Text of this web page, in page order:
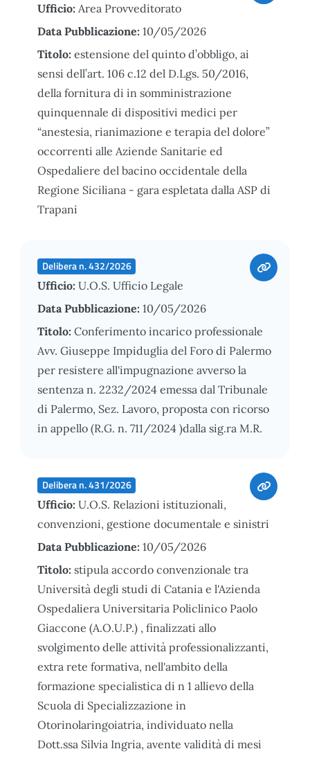
Ufficio: Area Provveditorato
Data Pubblicazione: 10/05/2026
Titolo: estensione del quinto d’obbligo, ai
sensi dell’art. 106 c.12 del D.Lgs. 50/2016,
della fornitura di in somministrazione
quinquennale di dispositivi medici per
“anestesia, rianimazione e terapia del dolore”
occorrenti alle Aziende Sanitarie ed
Ospedaliere del bacino occidentale della
Regione Siciliana - gara espletata dalla ASP di
Trapani
Delibera n. 432/2026
Ufficio: U.O.S. Ufficio Legale
Data Pubblicazione: 10/05/2026
Titolo: Conferimento incarico professionale
Avv. Giuseppe Impiduglia del Foro di Palermo
per resistere all'impugnazione avverso la
sentenza n. 2232/2024 emessa dal Tribunale
di Palermo, Sez. Lavoro, proposta con ricorso
in appello (R.G. n. 711/2024 )dalla sig.ra M.R.
Delibera n. 431/2026
Ufficio: U.O.S. Relazioni istituzionali,
convenzioni, gestione documentale e sinistri
Data Pubblicazione: 10/05/2026
Titolo: stipula accordo convenzionale tra
Università degli studi di Catania e l'Azienda
Ospedaliera Universitaria Policlinico Paolo
Giaccone (A.O.U.P.) , finalizzati allo
svolgimento delle attività professionalizzanti,
extra rete formativa, nell'ambito della
formazione specialistica di n 1 allievo della
Scuola di Specializzazione in
Otorinolaringoiatria, individuato nella
Dott.ssa Silvia Ingria, avente validità di mesi